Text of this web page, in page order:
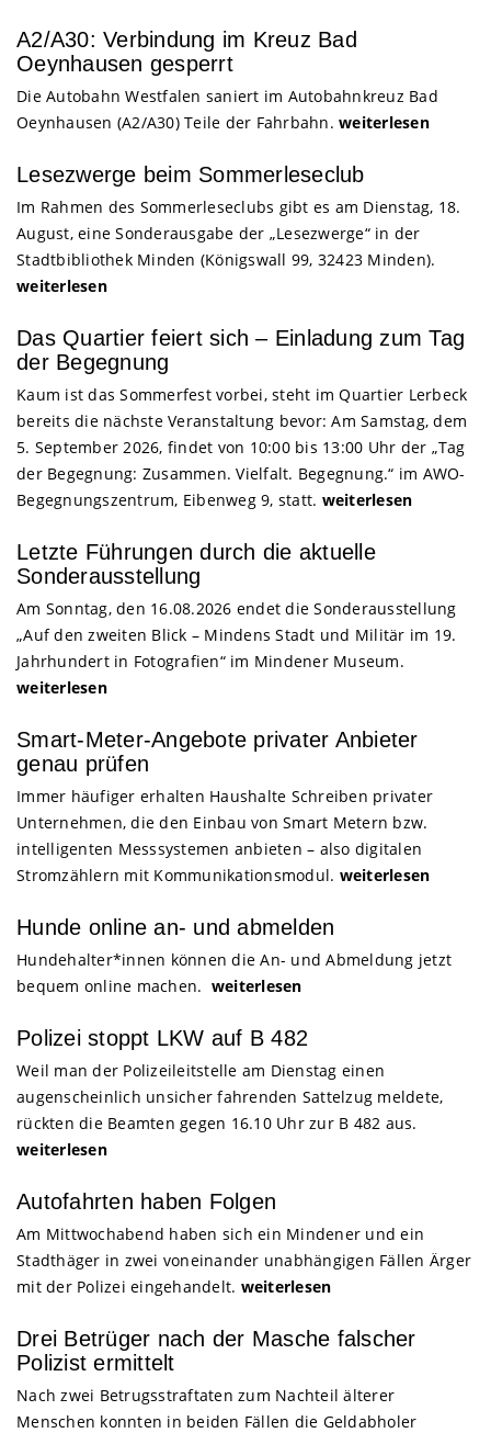
A2/A30: Verbindung im Kreuz Bad
Oeynhausen gesperrt
Die Autobahn Westfalen saniert im Autobahnkreuz Bad
Oeynhausen (A2/A30) Teile der Fahrbahn. weiterlesen
Lesezwerge beim Sommerleseclub
Im Rahmen des Sommerleseclubs gibt es am Dienstag, 18.
August, eine Sonderausgabe der „Lesezwerge“ in der
Stadtbibliothek Minden (Königswall 99, 32423 Minden).
weiterlesen
Das Quartier feiert sich – Einladung zum Tag
der Begegnung
Kaum ist das Sommerfest vorbei, steht im Quartier Lerbeck
bereits die nächste Veranstaltung bevor: Am Samstag, dem
5. September 2026, findet von 10:00 bis 13:00 Uhr der „Tag
der Begegnung: Zusammen. Vielfalt. Begegnung.“ im AWO-
Begegnungszentrum, Eibenweg 9, statt. weiterlesen
Letzte Führungen durch die aktuelle
Sonderausstellung
Am Sonntag, den 16.08.2026 endet die Sonderausstellung
„Auf den zweiten Blick – Mindens Stadt und Militär im 19.
Jahrhundert in Fotografien“ im Mindener Museum.
weiterlesen
Smart-Meter-Angebote privater Anbieter
genau prüfen
Immer häufiger erhalten Haushalte Schreiben privater
Unternehmen, die den Einbau von Smart Metern bzw.
intelligenten Messsystemen anbieten – also digitalen
Stromzählern mit Kommunikationsmodul. weiterlesen
Hunde online an- und abmelden
Hundehalter*innen können die An- und Abmeldung jetzt
bequem online machen. weiterlesen
Polizei stoppt LKW auf B 482
Weil man der Polizeileitstelle am Dienstag einen
augenscheinlich unsicher fahrenden Sattelzug meldete,
rückten die Beamten gegen 16.10 Uhr zur B 482 aus.
weiterlesen
Autofahrten haben Folgen
Am Mittwochabend haben sich ein Mindener und ein
Stadthäger in zwei voneinander unabhängigen Fällen Ärger
mit der Polizei eingehandelt. weiterlesen
Drei Betrüger nach der Masche falscher
Polizist ermittelt
Nach zwei Betrugsstraftaten zum Nachteil älterer
Menschen konnten in beiden Fällen die Geldabholer